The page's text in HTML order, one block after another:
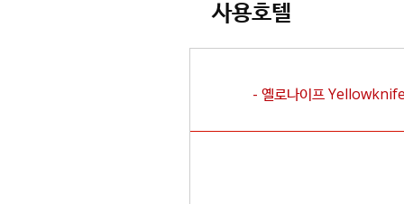
사용호텔
- 옐로나이프